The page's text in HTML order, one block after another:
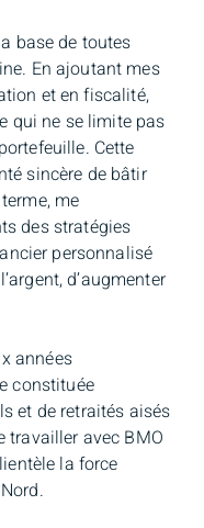
base de toutes
En ajoutant mes
et en fiscalité,
qui ne se limite pas
Cette
sincère de bâtir
me
des stratégies
personnalisé
d’augmenter
années
constituée
et de retraités aisés
travailler avec BMO
la force